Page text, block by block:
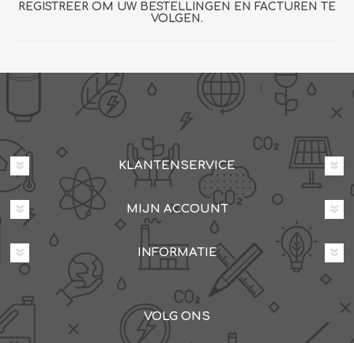
REGISTREER OM UW BESTELLINGEN EN FACTUREN TE
VOLGEN.
KLANTENSERVICE
MIJN ACCOUNT
INFORMATIE
VOLG ONS